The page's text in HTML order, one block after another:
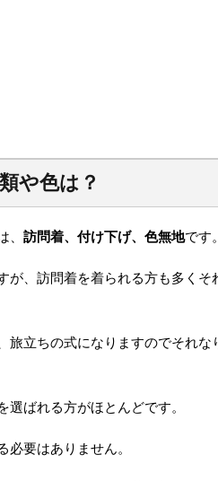
や色は？
、 訪問着、付け下げ、色無地です。
が、訪問着を着られる方も多くそ
旅立ちの式になりますのでそれな
ばれる方がほとんどです。
要はありません。